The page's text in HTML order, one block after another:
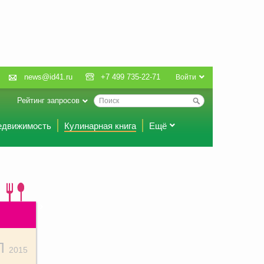
Войти
news@id41.ru +7 499 735-22-71
Рейтинг запросов
Кулинарная книга Ещё
2015